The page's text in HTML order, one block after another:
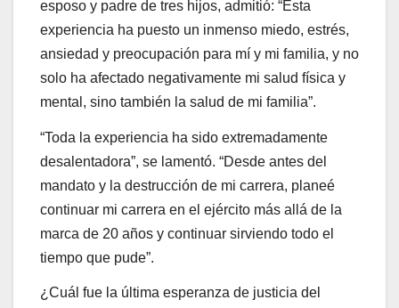
esposo y padre de tres hijos, admitió: “Esta
experiencia ha puesto un inmenso miedo, estrés,
ansiedad y preocupación para mí y mi familia, y no
solo ha afectado negativamente mi salud física y
mental, sino también la salud de mi familia”.
“Toda la experiencia ha sido extremadamente
desalentadora”, se lamentó. “Desde antes del
mandato y la destrucción de mi carrera, planeé
continuar mi carrera en el ejército más allá de la
marca de 20 años y continuar sirviendo todo el
tiempo que pude”.
¿Cuál fue la última esperanza de justicia del